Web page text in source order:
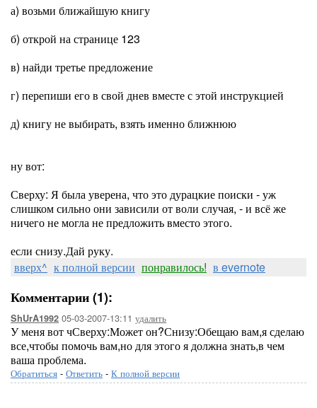
а) возьми ближайшую книгу
б) открой на странице 123
в) найди третье предложение
г) перепиши его в свой днев вместе с этой инструкцией
д) книгу не выбирать, взять именно ближнюю
ну вот:
Сверху: Я была уверена, что это дурацкие поиски - уж
слишком сильно они зависили от воли случая, - и всё же
ничего не могла не предложить вместо этого.
если снизу.Дай руку.
вверх^ к полной версии понравилось! в evernote
Комментарии (1):
ShUrA1992 05-03-2007-13:11 удалить
У меня вот чСверху:Может он?Снизу:Обещаю вам,я сделаю
все,чтобы помочь вам,но для этого я должна знать,в чем
ваша проблема.
Обратиться - Ответить - К полной версии